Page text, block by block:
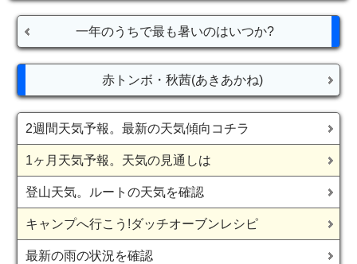
一年のうちで最も暑いのはいつか?
赤トンボ・秋茜(あきあかね)
2週間天気予報。最新の天気傾向コチラ
1ヶ月天気予報。天気の見通しは
登山天気。ルートの天気を確認
キャンプへ行こう!ダッチオーブンレシピ
最新の雨の状況を確認